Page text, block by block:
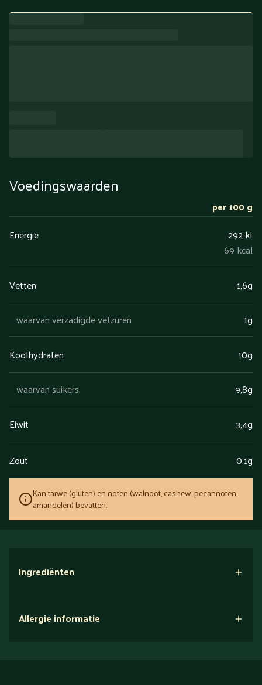
Voedingswaarden
per 100 g
Energie
292 kJ
69 kcal
Vetten 1,6g
waarvan verzadigde vetzuren 1g
Koolhydraten 10g
waarvan suikers 9,8g
Eiwit 3,4g
Zout 0,1g
Kan tarwe (gluten) en noten (walnoot, cashew, pecannoten,
amandelen) bevatten.
Ingrediënten
Allergie informatie